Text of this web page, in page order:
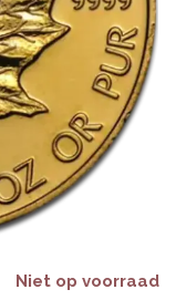
Niet op voorraad